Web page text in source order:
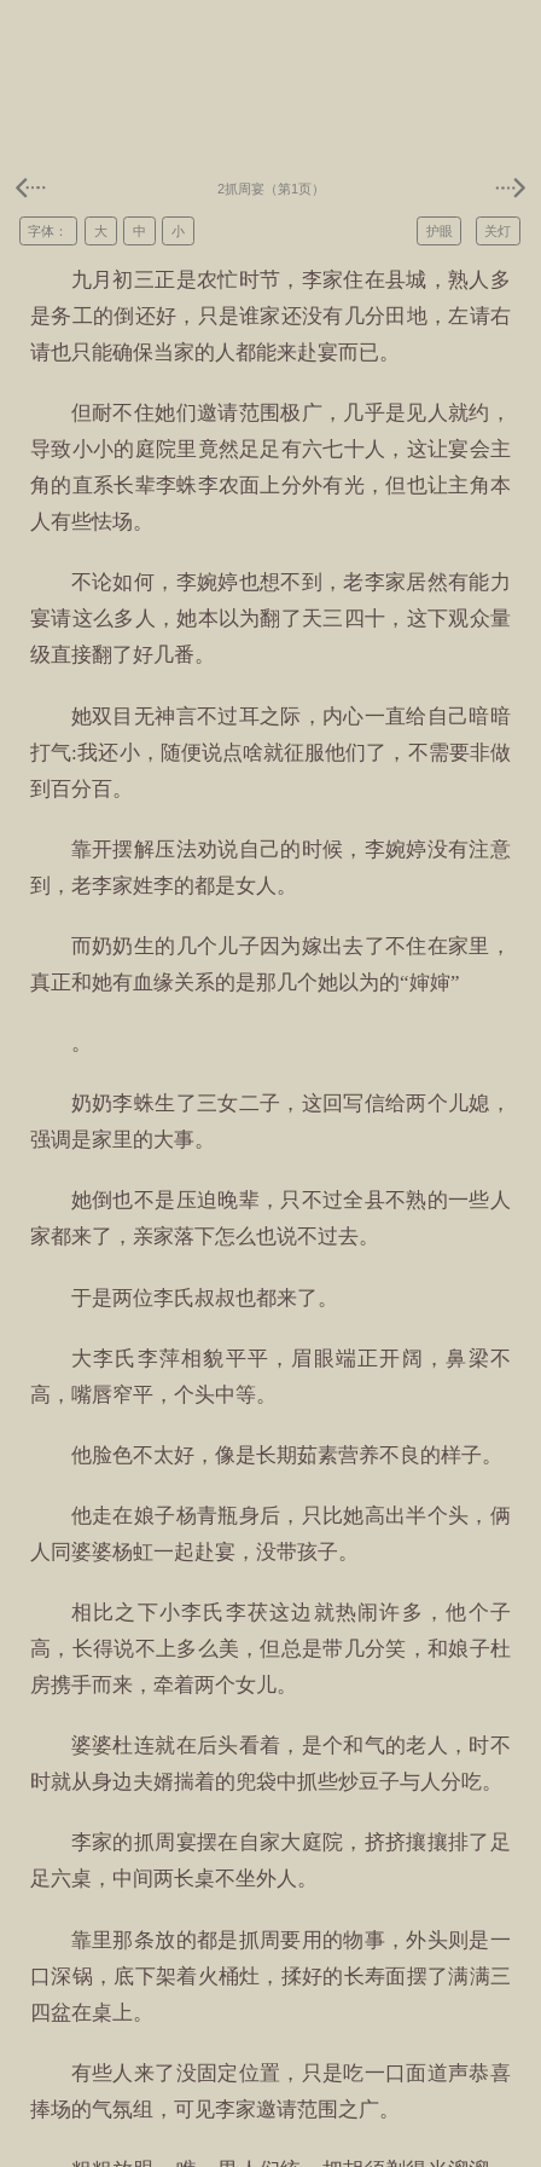
2抓周宴（第1页）
关灯
护眼
字体： 大 中 小
九月初三正是农忙时节，李家住在县城，熟人多
是务工的倒还好，只是谁家还没有几分田地，左请右
请也只能确保当家的人都能来赴宴而已。
但耐不住她们邀请范围极广，几乎是见人就约，
导致小小的庭院里竟然足足有六七十人，这让宴会主
角的直系长辈李蛛李农面上分外有光，但也让主角本
人有些怯场。
不论如何，李婉婷也想不到，老李家居然有能力
宴请这么多人，她本以为翻了天三四十，这下观众量
级直接翻了好几番。
她双目无神言不过耳之际，内心一直给自己暗暗
打气:我还小，随便说点啥就征服他们了，不需要非做
到百分百。
靠开摆解压法劝说自己的时候，李婉婷没有注意
到，老李家姓李的都是女人。
而奶奶生的几个儿子因为嫁出去了不住在家里，
真正和她有血缘关系的是那几个她以为的“婶婶”
。
奶奶李蛛生了三女二子，这回写信给两个儿媳，
强调是家里的大事。
她倒也不是压迫晚辈，只不过全县不熟的一些人
家都来了，亲家落下怎么也说不过去。
于是两位李氏叔叔也都来了。
大李氏李萍相貌平平，眉眼端正开阔，鼻梁不
高，嘴唇窄平，个头中等。
他脸色不太好，像是长期茹素营养不良的样子。
他走在娘子杨青瓶身后，只比她高出半个头，俩
人同婆婆杨虹一起赴宴，没带孩子。
相比之下小李氏李茯这边就热闹许多，他个子
高，长得说不上多么美，但总是带几分笑，和娘子杜
房携手而来，牵着两个女儿。
婆婆杜连就在后头看着，是个和气的老人，时不
时就从身边夫婿揣着的兜袋中抓些炒豆子与人分吃。
李家的抓周宴摆在自家大庭院，挤挤攘攘排了足
足六桌，中间两长桌不坐外人。
靠里那条放的都是抓周要用的物事，外头则是一
口深锅，底下架着火桶灶，揉好的长寿面摆了满满三
四盆在桌上。
有些人来了没固定位置，只是吃一口面道声恭喜
捧场的气氛组，可见李家邀请范围之广。